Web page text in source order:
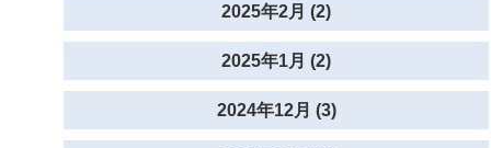
2025年2月 (2)
2025年1月 (2)
2024年12月 (3)